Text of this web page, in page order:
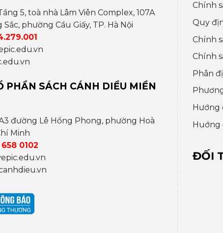
5, toà nhà Lâm Viên Complex, 107A
phường Cầu Giấy, TP. Hà Nội
PHẦN SÁCH CÁNH DIỀU MIỀN
đường Lê Hồng Phong, phường Hoà
Minh
0102
Chính
Quy
Chính
Chính
Phân
Hướng
Huớng
ĐỐI